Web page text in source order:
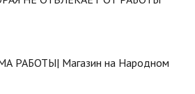
РАБОТЫ| Магазин на Народном